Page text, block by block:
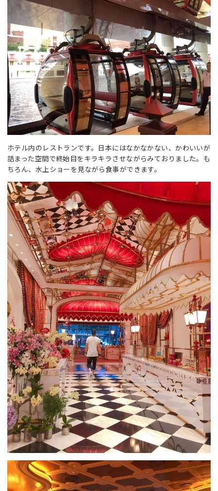
ホテル内のレストランです。日本にはなかなかない、かわいいが
詰まった空間で終始目をキラキラさせながらみておりました。も
ちろん、水上ショーを見ながら食事ができます。